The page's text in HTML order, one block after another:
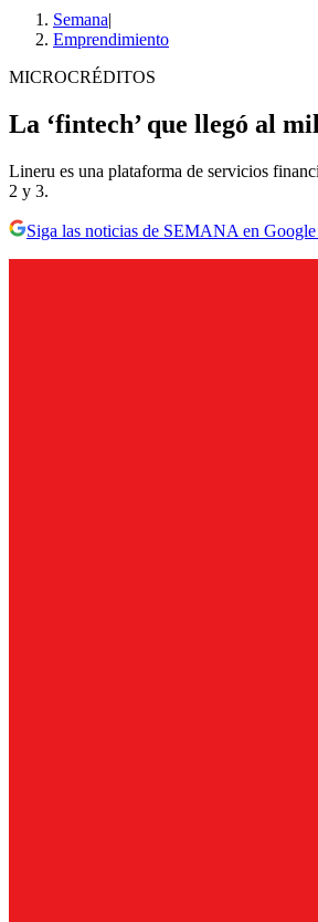
Semana|
Emprendimiento
MICROCRÉDITOS
La ‘fintech’ que llegó al
Lineru es una plataforma de servicios
2 y 3.
Siga las noticias de SEMANA en